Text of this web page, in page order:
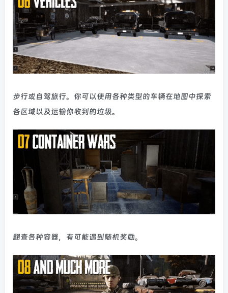
步行或自驾旅行。你可以使用各种类型的车辆在地图中探索
各区域以及运输你收到的垃圾。
翻查各种容器，有可能遇到随机奖励。